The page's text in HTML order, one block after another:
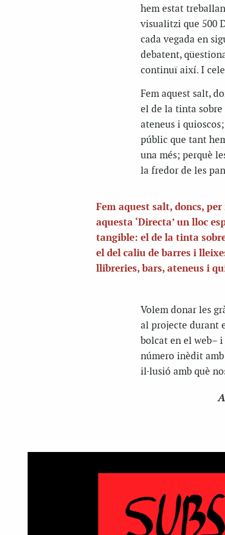
hem estat
visualitzi que 500
cada vegada en
debatent,
continuï així. I
Fem aquest salt,
el de la tinta
ateneus i
públic que tant
una més; perquè
la fredor de les
Fem aquest salt, doncs, per
aquesta ‘Directa’un lloc
tangible: el de la tinta
el del caliu de barres i
llibreries, bars, ateneus i
Volem donar les
al projecte durant
bolcat en el web–
número inèdit amb
il·lusió amb què